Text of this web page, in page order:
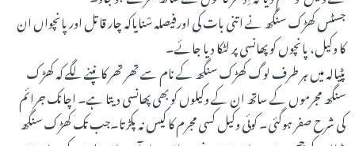
جسٹس کھڑک سنگھ نے اتنی بات کی اورفیصلہ سْنایاکہ چار قاتل اور پانچواں ان
کا وکیل، پانچوں کو پھانسی پر لٹکا دیا جائے۔
پٹیالہ میں ہر طرف لوگ کھڑک سنگھ کے نام سے تھر تھر کانپنے لگے کہ کھڑک
سنگھ مجرموں کے ساتھ ان کے وکیلوں کو بھی پھانسی دیتا ہے۔ اچانک جرائم
کی شرح صفر ہوگئی۔ کوئی وکیل کسی مجرم کا کیس نہ پکڑتا۔جب تک کھڑک سنگھ